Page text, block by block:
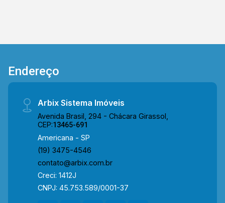
Endereço
Arbix Sistema Imóveis
Avenida Brasil, 294 - Chácara Girassol,
CEP:13465-691
Americana - SP
(19) 3475-4546
contato@arbix.com.br
Creci: 1412J
CNPJ: 45.753.589/0001-37